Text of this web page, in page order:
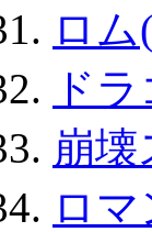
ロム
ド
崩
ロ